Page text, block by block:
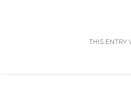
THIS ENTRY